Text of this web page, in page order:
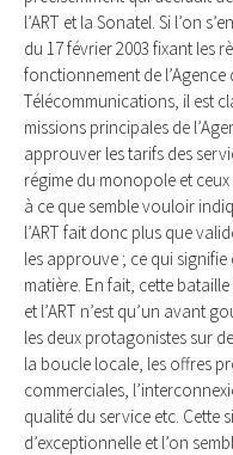
l’ART et la Sonatel. Si l’on
du 17 février 2003 fixant les
fonctionnement de l’Agence
Télécommunications, il est
missions principales de
approuver les tarifs des
régime du monopole et
à ce que semble vouloir
l’ART fait donc plus que
les approuve ; ce qui signifie
matière. En fait, cette
et l’ART n’est qu’un avant
les deux protagonistes sur
la boucle locale, les offres
commerciales,
qualité du service etc. Cette
d’exceptionnelle et l’on